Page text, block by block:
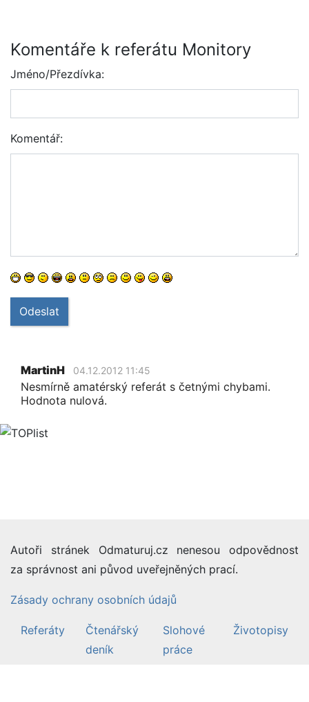
Komentáře k referátu Monitory
Jméno/Přezdívka:
Komentář:
Odeslat
MartinH 04.12.2012 11:45
Nesmírně amatérský referát s četnými chybami.
Hodnota nulová.
Autoři stránek Odmaturuj.cz nenesou odpovědnost
za správnost ani původ uveřejněných prací.
Zásady ochrany osobních údajů
Referáty
Čtenářský
deník
Slohové
práce
Životopisy